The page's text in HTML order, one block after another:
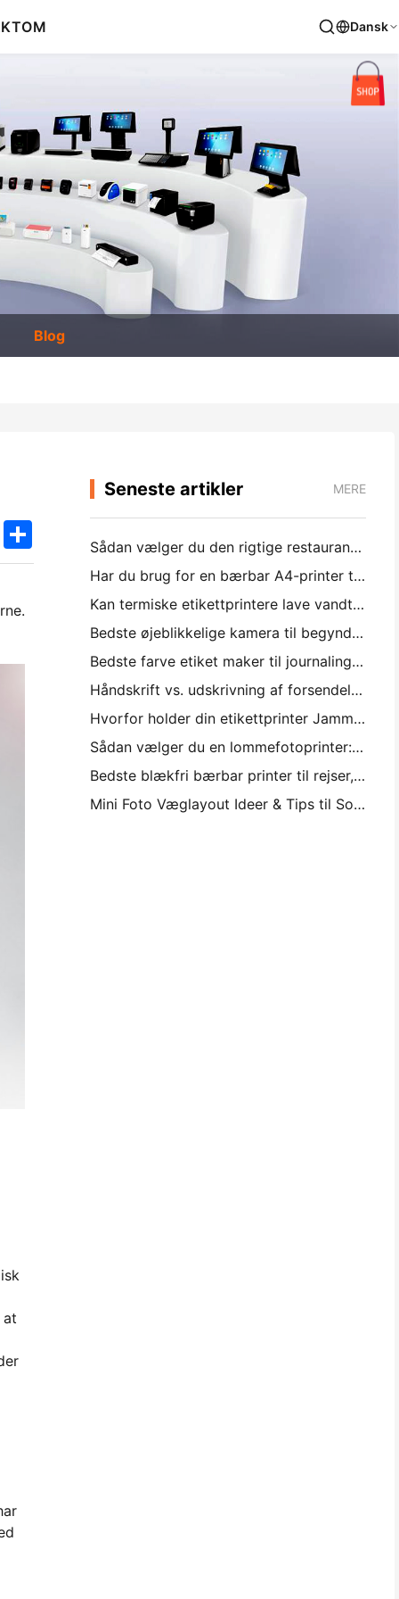
OM Dansk
Blog
TwitterShare
at
Seneste artikler MERE
Sådan vælger du den rigtige restaurant software til din lille eller mellemstore restaurant
Har du brug for en bærbar A4-printer til lagerfakturaer? Hvad faktisk virker
Kan termiske etikettprintere lave vandtætte etiketter til små virksomhedsprodukter?
Bedste øjeblikkelige kamera til begyndere, der ikke ønsker at spilde papir
Bedste farve etiket maker til journaling og scrapbooking: føj mere farve til hver side
Håndskrift vs. udskrivning af forsendelsesetiketter: Tips til små virksomheder i 2026
Hvorfor holder din etikettprinter Jamming?
Sådan vælger du en lommefotoprinter: En komplet guide til journaling, rejser og iPhone-brugere
Bedste blækfri bærbar printer til rejser, skole og mobil arbejde: Hanin MT620 Pro anmeldelse
Mini Foto Væglayout Ideer & Tips til Soveværelse og Sovesal Dekoration